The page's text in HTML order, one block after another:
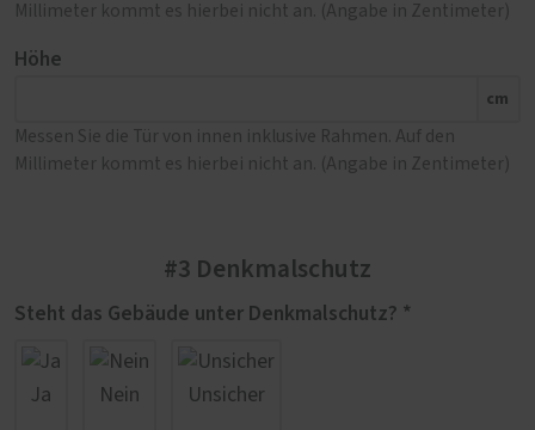
Millimeter kommt es hierbei nicht an. (Angabe in Zentimeter)
Höhe
cm
Messen Sie die Tür von innen inklusive Rahmen. Auf den
Millimeter kommt es hierbei nicht an. (Angabe in Zentimeter)
#3 Denkmalschutz
Steht das Gebäude unter Denkmalschutz? *
Ja Nein Unsicher